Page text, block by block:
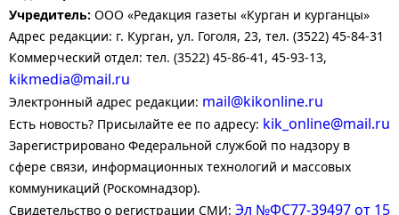
Учредитель: ООО «Редакция газеты «Курган и курганцы»
Адрес редакции: г. Курган, ул. Гоголя, 23, тел. (3522) 45-84-31
Коммерческий отдел: тел. (3522) 45-86-41, 45-93-13,
kikmedia@mail.ru
Электронный адрес редакции: mail@kikonline.ru
Есть новость? Присылайте ее по адресу: kik_online@mail.ru
Зарегистрировано Федеральной службой по надзору в
сфере связи, информационных технологий и массовых
коммуникаций (Роскомнадзор).
Свидетельство о регистрации СМИ: Эл №ФС77-39497 от 15